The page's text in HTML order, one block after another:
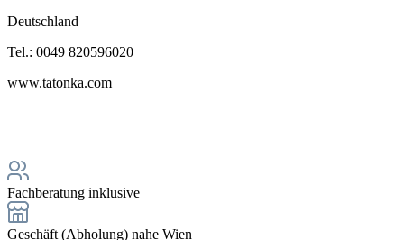
Deutschland
Tel.: 0049 820596020
www.tatonka.com
Fachberatung inklusive
Geschäft (Abholung) nahe Wien